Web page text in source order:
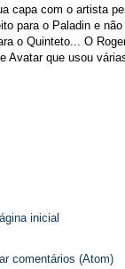
capa com o artista
para o Paladin e
o Quinteto... O
Avatar que usou
inicial
comentários (Atom)